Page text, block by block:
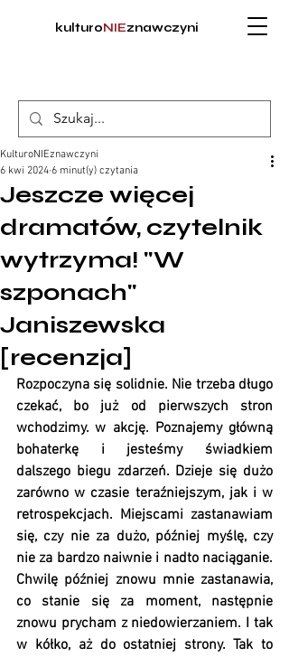
kulturoNIEznawczyni
Jeszcze więcej
dramatów, czytelnik
wytrzyma! "W
szponach"
Janiszewska
[recenzja]
KulturoNIEznawczyni
6 kwi 2024 6 minut(y) czytania
Rozpoczyna się solidnie. Nie trzeba długo
czekać, bo już od pierwszych stron
wchodzimy. w akcję. Poznajemy główną
bohaterkę i jesteśmy świadkiem
dalszego biegu zdarzeń. Dzieje się dużo
zarówno w czasie teraźniejszym, jak i w
retrospekcjach. Miejscami zastanawiam
się, czy nie za dużo, później myślę, czy
nie za bardzo naiwnie i nadto naciąganie.
Chwilę później znowu mnie zastanawia,
co stanie się za moment, następnie
znowu prycham z niedowierzaniem. I tak
w kółko, aż do ostatniej strony. Tak to